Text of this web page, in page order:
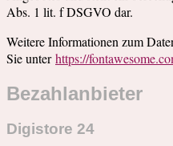
Abs. 1 lit. f DSGVO dar.
Weitere Informationen zum
Sie unterhttps://
Bezahlanbieter
Digistore 24